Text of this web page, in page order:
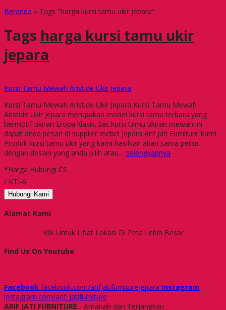
Beranda » Tags "harga kursi tamu ukir jepara"
Tags harga kursi tamu ukir
jepara
Kursi Tamu Mewah Aristide Ukir Jepara
Kursi Tamu Mewah Aristide Ukir Jepara Kursi Tamu Mewah
Aristide Ukir Jepara merupakan model kursi tamu terbaru yang
bermotif ukiran Eropa klasik. Set kursi tamu ukiran mewah ini
dapat anda pesan di supplier mebel Jepara Arif Jati Furniture kami.
Produk kursi tamu ukir yang kami hasilkan akan sama persis
dengan desain yang anda pilih atau… selengkapnya
*Harga Hubungi CS
/ KTI-6
Hubungi Kami
Alamat Kami
Klik Untuk Lihat Lokasi Di Peta Lebih Besar
Find Us On Youtube
Facebook facebook.com/arifjatifurniturejepara Instagram
instagram.com/arif_jatifurniture
ARIF JATI FURNITURE - Amanah dan Terjangkau